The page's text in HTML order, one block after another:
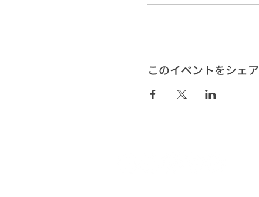
・PayPal
・銀行振込
・キャリア決済
このイベントをシェア